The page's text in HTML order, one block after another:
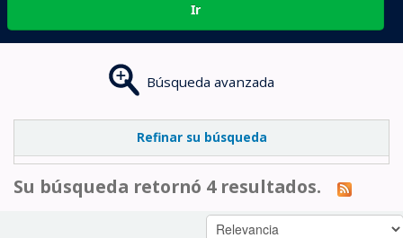
Ir
Búsqueda avanzada
Refinar su búsqueda
Su búsqueda retornó 4 resultados.